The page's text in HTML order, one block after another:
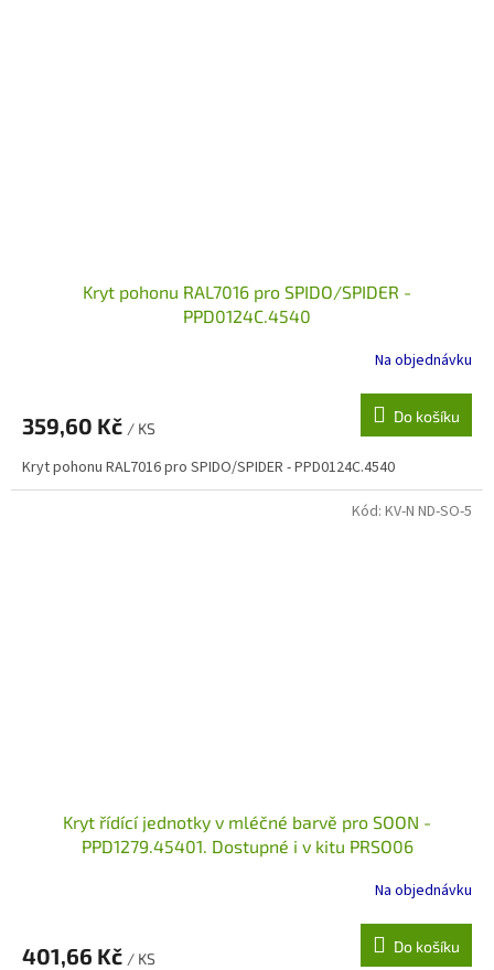
Kryt pohonu RAL7016 pro SPIDO/SPIDER -
PPD0124C.4540
Na objednávku
359,60 Kč / KS
Do košíku
Kryt pohonu RAL7016 pro SPIDO/SPIDER - PPD0124C.4540
Kryt řídící jednotky v mléčné barvě pro SOON -
PPD1279.45401. Dostupné i v kitu PRSO06
Na objednávku
401,66 Kč / KS
Do košíku
Kód: KV-N ND-SO-5